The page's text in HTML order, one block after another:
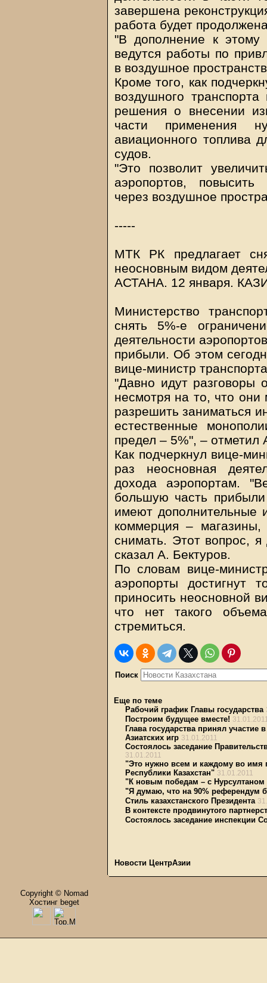
завершена
работа будет
"В дополнение к
ведутся работы по
в воздушное
Кроме того, как
воздушного
решения о внесении
части применения
авиационного топлива
судов.
"Это позволит
аэропортов, повысить
через воздушное
-----
МТК РК предлагает
неосновным видом
АСТАНА. 12 января.
Министерство
снять 5%-е
деятельности
прибыли. Об этом
вице-министр
"Давно идут разговоры
несмотря на то, что они
разрешить заниматься
естественные
предел – 5%", – отметил
Как подчеркнул вице-
раз неосновная
дохода аэропортам.
большую часть
имеют дополнительные
коммерция –
снимать. Этот вопрос,
сказал А. Бектуров.
По словам вице-
аэропорты достигнут
приносить неосновной
что нет такого
стремиться.
Поиск
Еще по теме
Рабочий график Главы государства
Построим будущее вместе!
Глава государства принял
Азиатских игр 31.01.2011
Состоялось заседание
31.01.2011
"Это нужно всем и каждому во имя
Республики Казахстан" 31.01.2011
"К новым победам – с
"Я думаю, что на 90% референдум
Стиль казахстанского Президента
В контексте продвинутого
Состоялось заседание инспекции
Новости ЦентрАзии
Copyright © Nomad
Хостинг beget